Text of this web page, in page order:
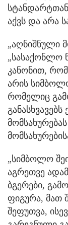
აქვს და არა
„აღნიშნული
„სასაქონლო
კანონით,
არის
რომელიც
„სიმბოლო
აგრეთვე
ბგერები,
ფიგურა, მათ
შეფუთვა,